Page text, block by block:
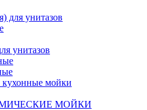
для унитазов
унитазов
мойки
МОЙКИ